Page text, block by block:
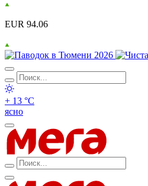
EUR 94.06
+ 13 °С
ясно